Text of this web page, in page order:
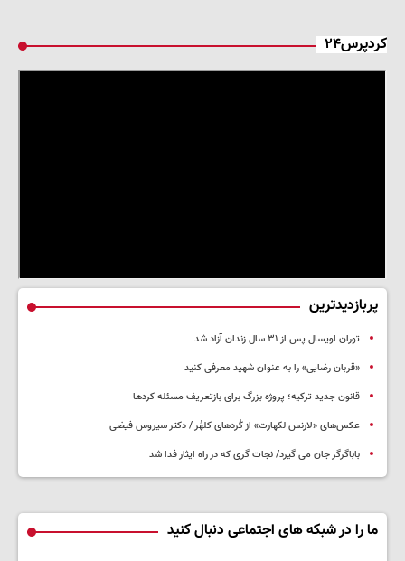
کردپرس۲۴
پربازدیدترین
توران اویسال پس از ۳۱ سال زندان آزاد شد
«قربان رضایی» را به عنوان شهید معرفی کنید
قانون جدید ترکیه؛ پروژه بزرگ‌ برای بازتعریف مسئله کردها
عکس‌های «لارنس لکهارت» از کُردهای کلهُر / دکتر سیروس فیضی
باباگرگر جان می گیرد/ نجات گری که در راه ایثار فدا شد
ما را در شبکه های اجتماعی دنبال کنید